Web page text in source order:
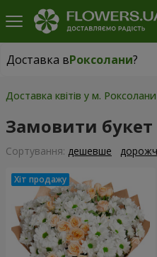
Доставка вРоксолани?
Доставка вРоксолани|
Доставка квітів у м. Роксолани
Замовити
Сортування: дешевше